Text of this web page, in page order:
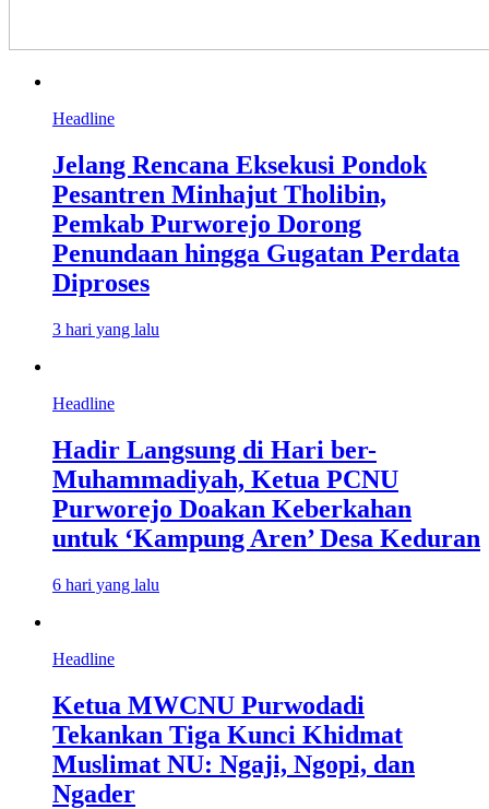
Headline
Jelang Rencana Eksekusi Pondok
Pesantren Minhajut Tholibin,
Pemkab Purworejo Dorong
Penundaan hingga Gugatan Perdata
Diproses
3 hari yang lalu
Headline
Hadir Langsung di Hari ber-
Muhammadiyah, Ketua PCNU
Purworejo Doakan Keberkahan
untuk ‘Kampung Aren’ Desa Keduran
6 hari yang lalu
Headline
Ketua MWCNU Purwodadi
Tekankan Tiga Kunci Khidmat
Muslimat NU: Ngaji, Ngopi, dan
Ngader